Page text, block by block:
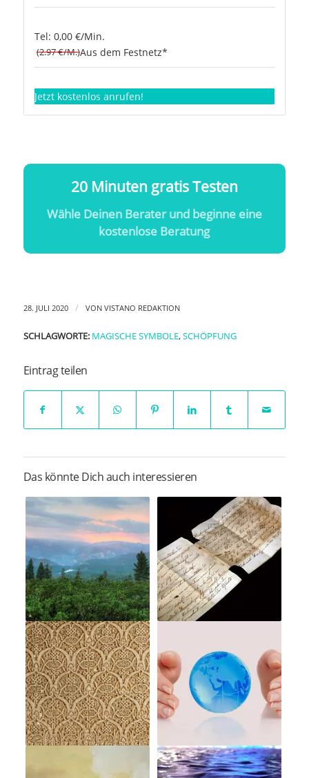
Tel: 0,00 €/Min.
(2.97 €/M.)Aus dem Festnetz*
Jetzt kostenlos anrufen!
20 Minuten gratis Testen
Wähle Deinen Berater und beginne eine
kostenlose Beratung
28. JULI 2020 / VON VISTANO REDAKTION
SCHLAGWORTE: MAGISCHE SYMBOLE,SCHÖPFUNG
Eintrag teilen
Das könnte Dich auch interessieren